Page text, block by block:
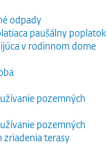
odpady
paušálny poplatok
v rodinnom dome
pozemných
pozemných
zriadenia terasy